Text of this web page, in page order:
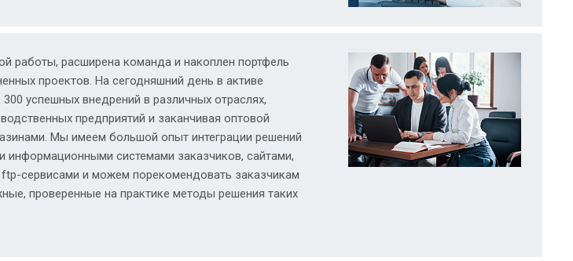
работы, расширена команда и накоплен портфель
проектов. На сегодняшний день в активе
успешных внедрений в различных отраслях,
предприятий и заканчивая оптовой
Мы имеем большой опыт интеграции решений
информационными системами заказчиков, сайтами,
сервисами и можем порекомендовать заказчикам
проверенные на практике методы решения таких